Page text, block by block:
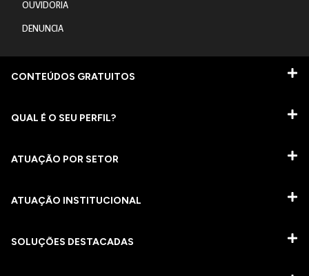
OUVIDORIA
DENUNCIA
CONTEÚDOS GRATUITOS
QUAL É O SEU PERFIL?
ATUAÇÃO POR SETOR
ATUAÇÃO INSTITUCIONAL
SOLUÇÕES DESTACADAS